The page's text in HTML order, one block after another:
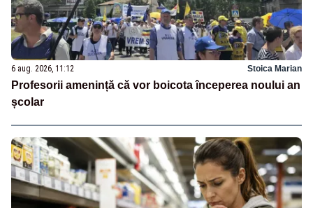
6 aug. 2026, 11:12 Stoica Marian
Profesorii amenință că vor boicota începerea noului an
școlar